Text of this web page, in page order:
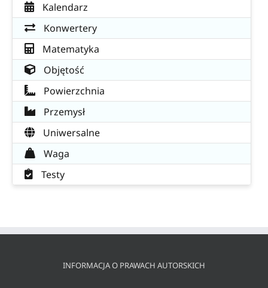
Kalendarz
Konwertery
Matematyka
Objętość
Powierzchnia
Przemysł
Uniwersalne
Waga
Testy
INFORMACJA O PRAWACH AUTORSKICH